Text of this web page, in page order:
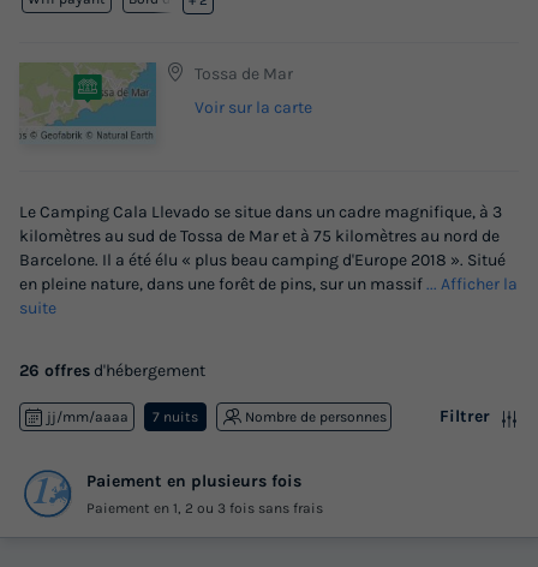
Tossa de Mar
Voir sur la carte
Le Camping Cala Llevado se situe dans un cadre magnifique, à 3
kilomètres au sud de Tossa de Mar et à 75 kilomètres au nord de
Barcelone. Il a été élu « plus beau camping d'Europe 2018 ». Situé
en pleine nature, dans une forêt de pins, sur un massif... Afficher la
suite
26 offres d'hébergement
jj/mm/aaaa 7 nuits Nombre de personnes Filtrer
Paiement en plusieurs fois
Paiement en 1, 2 ou 3 fois sans frais